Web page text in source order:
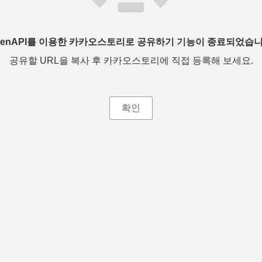
를 이용한 카카오스토리로 공유하기 기능이 종료되었습
공유할 URL을 복사 후 카카오스토리에 직접 등록해 보세요.
확인